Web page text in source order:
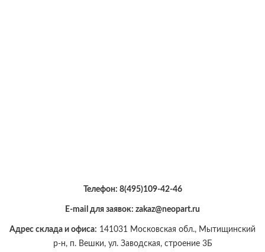
Телефон: 8(495)109-42-46
E-mail для заявок: zakaz@neopart.ru
Адрес склада и офиса: 141031 Московская обл., Мытищинский
р-н, п. Вешки, ул. Заводская, строение 3Б